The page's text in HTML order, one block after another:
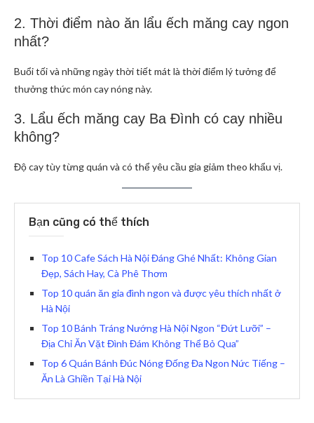
2. Thời điểm nào ăn lẩu ếch măng cay ngon
nhất?
Buổi tối và những ngày thời tiết mát là thời điểm lý tưởng để
thưởng thức món cay nóng này.
3. Lẩu ếch măng cay Ba Đình có cay nhiều
không?
Độ cay tùy từng quán và có thể yêu cầu gia giảm theo khẩu vị.
Bạn cũng có thể thích
Top 10 Cafe Sách Hà Nội Đáng Ghé Nhất: Không Gian
Đẹp, Sách Hay, Cà Phê Thơm
Top 10 quán ăn gia đình ngon và được yêu thích nhất ở
Hà Nội
Top 10 Bánh Tráng Nướng Hà Nội Ngon “Đứt Lưỡi” –
Địa Chỉ Ăn Vặt Đình Đám Không Thể Bỏ Qua”
Top 6 Quán Bánh Đúc Nóng Đống Đa Ngon Nức Tiếng –
Ăn Là Ghiền Tại Hà Nội